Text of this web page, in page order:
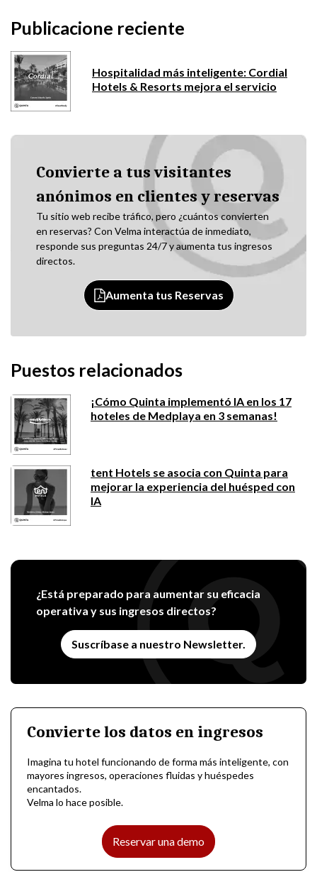
Publicacione reciente
Hospitalidad más inteligente: Cordial
Hotels & Resorts mejora el servicio
Convierte a tus visitantes
anónimos en clientes y reservas
Tu sitio web recibe tráfico, pero ¿cuántos convierten
en reservas? Con Velma interactúa de inmediato,
responde sus preguntas 24/7 y aumenta tus ingresos
directos.
Aumenta tus Reservas
Puestos relacionados
¡Cómo Quinta implementó IA en los 17
hoteles de Medplaya en 3 semanas!
tent Hotels se asocia con Quinta para
mejorar la experiencia del huésped con
IA
¿Está preparado para aumentar su eficacia
operativa y sus ingresos directos?
Suscríbase a nuestro Newsletter.
Convierte los datos en ingresos
Imagina tu hotel funcionando de forma más inteligente, con
mayores ingresos, operaciones fluidas y huéspedes
encantados.
Velma lo hace posible.
Reservar una demo